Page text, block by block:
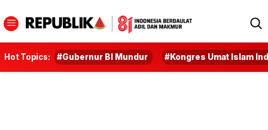
Hot Topics: #Gubernur BI Mundur #Kongres Umat Islam